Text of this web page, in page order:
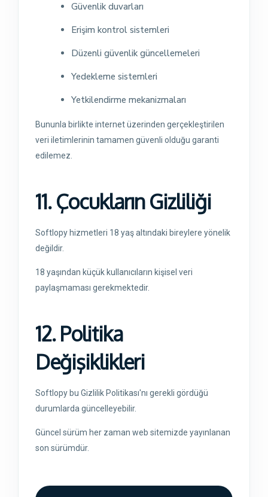
Güvenlik duvarları
Erişim kontrol sistemleri
Düzenli güvenlik güncellemeleri
Yedekleme sistemleri
Yetkilendirme mekanizmaları
Bununla birlikte internet üzerinden gerçekleştirilen
veri iletimlerinin tamamen güvenli olduğu garanti
edilemez.
11. Çocukların Gizliliği
Softlopy hizmetleri 18 yaş altındaki bireylere yönelik
değildir.
18 yaşından küçük kullanıcıların kişisel veri
paylaşmaması gerekmektedir.
12. Politika
Değişiklikleri
Softlopy bu Gizlilik Politikası'nı gerekli gördüğü
durumlarda güncelleyebilir.
Güncel sürüm her zaman web sitemizde yayınlanan
son sürümdür.